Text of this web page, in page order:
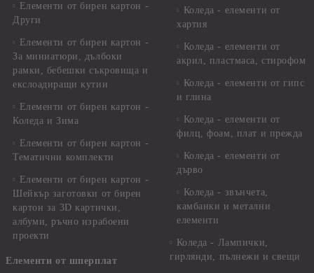
Елементи от бирен картон -
Други
Елементи от бирен картон -
За миниатюри, дълбоки
рамки, бебешки съкровища и
екслоадиращи кутии
Елементи от бирен картон -
Коледа и Зима
Елементи от бирен картон -
Тематични комплекти
Елементи от бирен картон -
Шейкър заготовки от бирен
картон за 3D картички,
албуми, ръчно израбоени
проекти
Елементи от шперплат
Коледа - елементи от
хартия
Коледа - елементи от
акрил, пластмаса, стирофом
Коледа - елементи от гипс
и глина
Коледа - елементи от
филц, фоам, плат и прежда
Коледа - елементи от
дърво
Коледа - звънчета,
камбанки и метални
елементи
Коледа - Лампички,
гирлянди, пълнежи и свещи